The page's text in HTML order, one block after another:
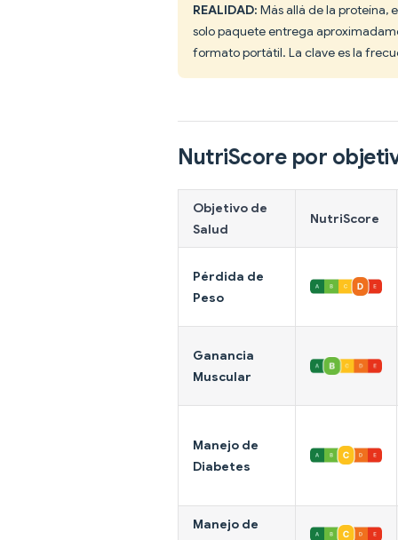
REALIDAD: Más allá de la proteína,
solo paquete entrega
formato portátil. La clave es la
NutriScore por
Objetivo de
Salud
NutriScore
Pérdida de
Peso
Ganancia
Muscular
Manejo de
Diabetes
Manejo de